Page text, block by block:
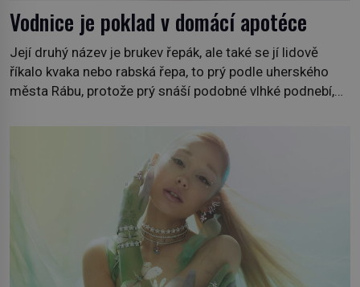
Vodnice je poklad v domácí apotéce
Její druhý název je brukev řepák, ale také se jí lidově
říkalo kvaka nebo rabská řepa, to prý podle uherského
města Rábu, protože prý snáší podobné vlhké podnebí,
někdy i v obchodech. Její bulvy jsou bílé, nahoře někdy